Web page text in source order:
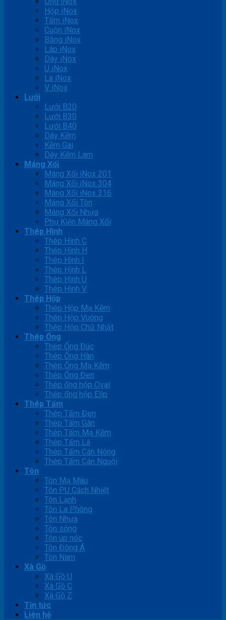
Hộp iNox
Tấm iNox
Cuộn iNox
Băng iNox
Láp iNox
Dây iNox
U iNox
La iNox
V iNox
Lưới
Lưới B20
Lưới B30
Lưới B40
Dây Kẽm
Kẽm Gai
Dây Kẽm Lam
Máng Xối
Máng Xối iNox 201
Máng Xối iNox 304
Máng Xối iNox 316
Máng Xối Tôn
Máng Xối Nhựa
Phụ Kiện Máng Xối
Thép Hình
Thép Hình C
Thép Hình H
Thép Hình I
Thép Hình L
Thép Hình U
Thép Hình V
Thép Hộp
Thép Hộp Mạ Kẽm
Thép Hộp Vuông
Thép Hộp Chữ Nhật
Thép Ống
Thép Ống Đúc
Thép Ống Hàn
Thép Ống Mạ Kẽm
Thép Ống Đen
Thép ống hộp Oval
Thép ống hộp Elip
Thép Tấm
Thép Tấm Đen
Thép Tấm Gân
Thép Tấm Mạ Kẽm
Thép Tấm Lá
Thép Tấm Cán Nóng
Thép Tấm Cán Nguội
Tôn
Tôn Mạ Màu
Tôn PU Cách Nhiệt
Tôn Lạnh
Tôn La Phông
Tôn Nhựa
Tôn sóng
Tôn úp nóc
Tôn Đông Á
Tôn Nam
Xà Gồ
Xà Gồ U
Xà Gồ C
Xà Gồ Z
Tin tức
Liên hệ